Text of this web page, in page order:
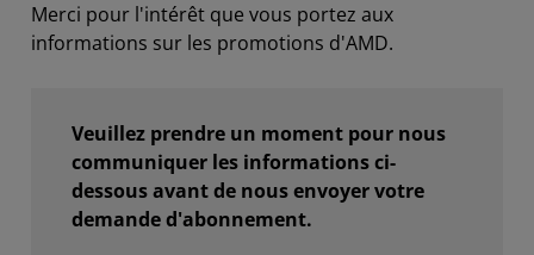
Merci pour l'intérêt que vous portez aux
informations sur les promotions d'AMD.
Veuillez prendre un moment pour nous
communiquer les informations ci-
dessous avant de nous envoyer votre
demande d'abonnement.